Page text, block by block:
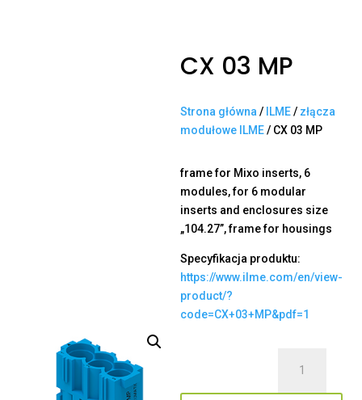
CX 03 MP
Strona główna / ILME/ złącza
modułowe ILME/ CX 03 MP
frame for Mixo inserts, 6
modules, for 6 modular
inserts and enclosures size
„104.27”, frame for housings
Specyfikacja produktu:
https://www.ilme.com/en/view-
product/?
code=CX+03+MP&pdf=1
03